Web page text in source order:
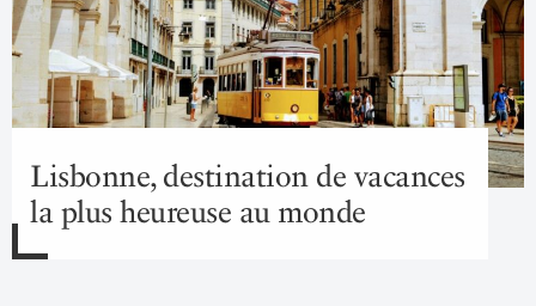
Lisbonne, destination de vacances
la plus heureuse au monde